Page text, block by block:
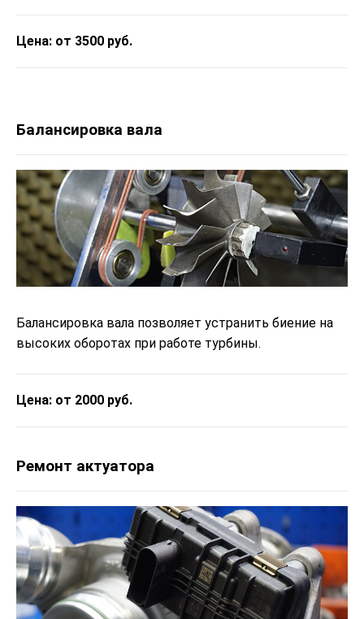
Цена: от 3500 руб.
Балансировка вала
Балансировка вала позволяет устранить биение на
высоких оборотах при работе турбины.
Цена: от 2000 руб.
Ремонт актуатора